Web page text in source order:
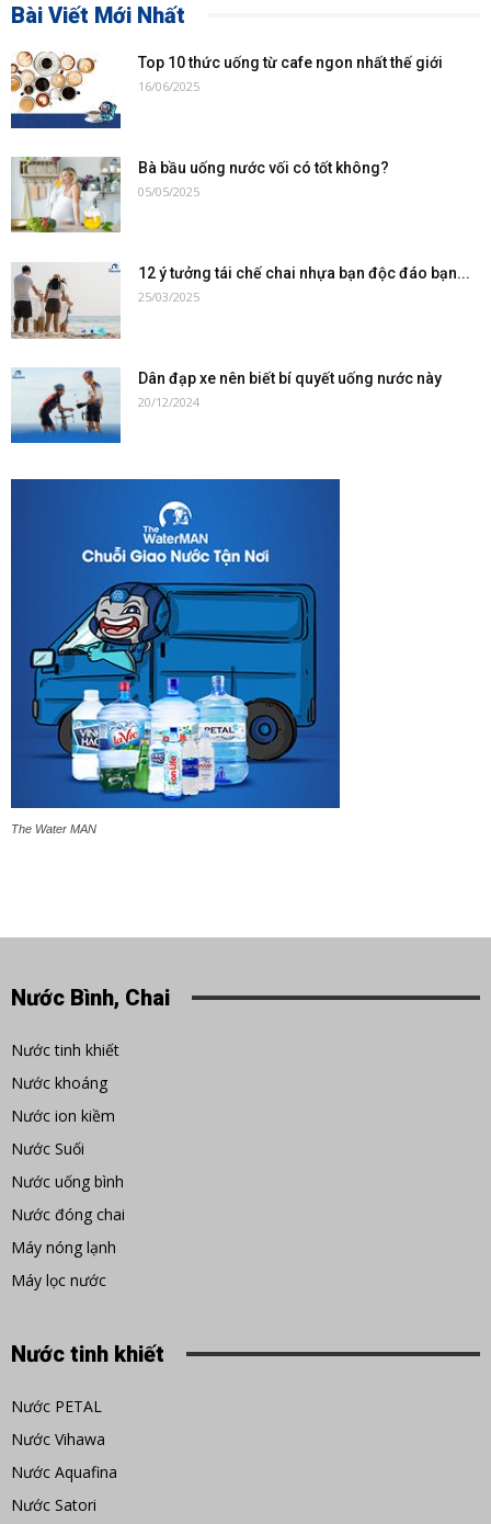
Bài Viết Mới Nhất
Top 10 thức uống từ cafe ngon nhất thế giới
16/06/2025
Bà bầu uống nước vối có tốt không?
05/05/2025
12 ý tưởng tái chế chai nhựa bạn độc đáo bạn...
25/03/2025
Dân đạp xe nên biết bí quyết uống nước này
20/12/2024
The Water MAN
Nước Bình, Chai
Nước tinh khiết
Nước khoáng
Nước ion kiềm
Nước Suối
Nước uống bình
Nước đóng chai
Máy nóng lạnh
Máy lọc nước
Nước tinh khiết
Nước PETAL
Nước Vihawa
Nước Aquafina
Nước Satori